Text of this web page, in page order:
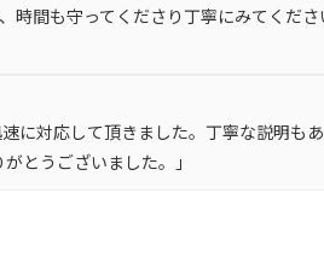
時間も守ってくださり丁寧にみてくだ
に対応して頂きました。丁寧な説明も
とうございました。」